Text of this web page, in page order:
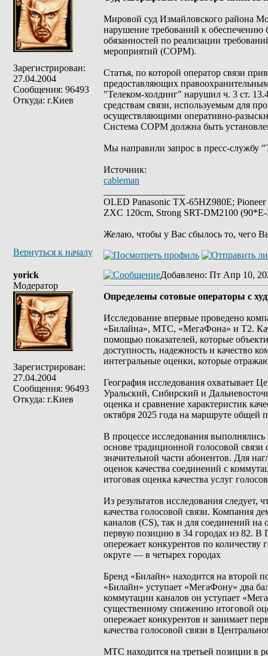
Зарегистрирован:
27.04.2004
Сообщения: 96493
Откуда: г.Киев
Мировой суд Измайловского района
нарушение требований к обеспечению
обязанностей по реализации
мероприятий (СОРМ).
Статья, по которой оператор связи
предоставляющих
"Телеком-холдинг" нарушил ч. 3 ст.
средствам связи, используемым для
осуществляющими оперативно-
Система СОРМ должна быть
Мы направили запрос в пресс-службу
Источник:
cableman
OLED Panasonic TX-65HZ980E;
ZXC 120cm, Strong SRT-DM2100
Желаю, чтобы у Вас сбылось то, чего
Вернуться к началу
yorick
Модератор
Зарегистрирован:
27.04.2004
Сообщения: 96493
Откуда: г.Киев
Добавлено: Пт Апр 10,
Определены сотовые операторы с
Исследование впервые проведено
«Билайна», МТС, «МегаФона» и Т2.
помощью показателей, которые
доступность, надежность и качество
интегральные оценки, которые
География исследования
Уральский, Сибирский и
оценка и сравнение характеристик
октября 2025 года на маршруте общей
В процессе исследования
основе традиционной голосовой связи
значительной части абонентов. Для
оценок качества соединений с
итоговая оценка качества услуг
Из результатов исследования
качества голосовой связи. Компания
каналов (CS), так и для соединений на
первую позицию в 34 городах из 82.
опережает конкурентов по количеству
округе — в четырех городах
Бренд «Билайн» находится на второй
«Билайн» уступает «МегаФону» два
коммутации каналов он уступает
существенному снижению итоговой
опережает конкурентов и занимает
качества голосовой связи в
МТС находится на третьей позиции в